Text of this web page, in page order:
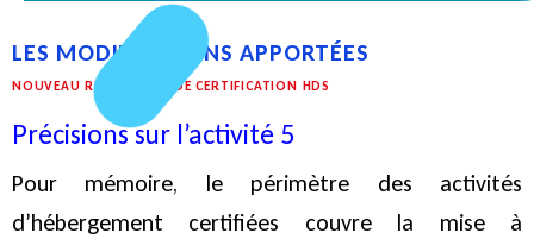
LES MODIFICATIONS APPORTÉES
NOUVEAU RÉFÉRENTIEL DE CERTIFICATION HDS
Précisions sur l’activité 5
Pour mémoire, le périmètre des activités
d’hébergement certifiées couvre la mise à